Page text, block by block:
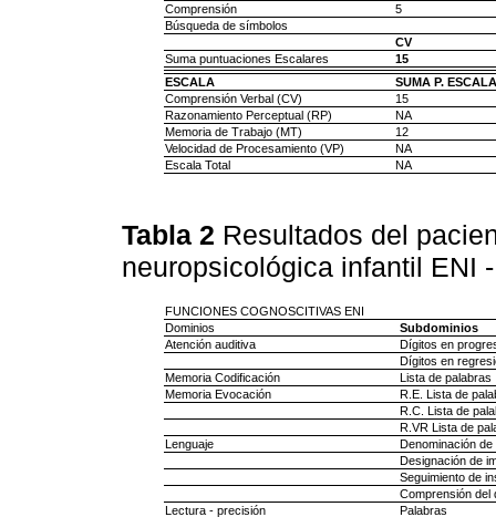
Comprensión
5
Búsqueda de símbolos
CV
Suma puntuaciones Escalares
15
ESCALA
SUMA P.
Comprensión Verbal (CV)
15
Razonamiento Perceptual (RP)
NA
Memoria de Trabajo (MT)
12
Velocidad de Procesamiento (VP)
NA
Escala Total
NA
Tabla 2 Resultados del
neuropsicológica infantil ENI
FUNCIONES COGNOSCITIVAS ENI
Dominios
Subdominios
Atención auditiva
Dígitos en
Dígitos en
Memoria Codificación
Lista de palabras
Memoria Evocación
R.E. Lista de
R.C. Lista de
R.VR Lista de
Lenguaje
Denominación
Designación de
Seguimiento de
Comprensión del
Lectura - precisión
Palabras